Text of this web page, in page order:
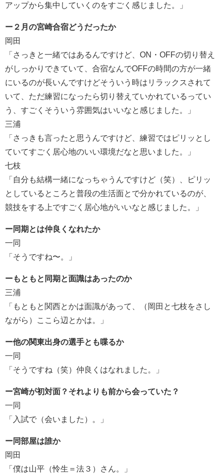
アップから集中していくのをすごく感じました。」
ー２月の宮崎合宿どうだったか
岡田
「さっきと一緒ではあるんですけど、ON・OFFの切り替え
がしっかりできていて、合宿なんでOFFの時間の方が一緒
にいるのが長いんですけどそういう時はリラックスされて
いて、ただ練習になったら切り替えていかれているってい
う、すごくそういう雰囲気はいいなと感じました。」
三浦
「さっきも言ったと思うんですけど、練習ではピリッとし
ていてすごく居心地のいい環境だなと思いました。」
七枝
「自分も結構一緒になっちゃうんですけど（笑）、ピリッ
としているところと普段の生活面とで分かれているのが、
競技をする上ですごく居心地がいいなと感じました。」
ー同期とは仲良くなれたか
一同
「そうですね〜。」
ーもともと同期と面識はあったのか
三浦
「もともと関西とかは面識があって、（岡田と七枝をさし
ながら）ここら辺とかは。」
ー他の関東出身の選手とも喋るか
一同
「そうですね（笑）仲良くはなれました。」
ー宮崎が初対面？それよりも前から会っていた？
一同
「入試で（会いました）。」
ー同部屋は誰か
岡田
「僕は山平（怜生＝法３）さん。」